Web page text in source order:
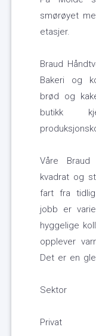
smørøyet
etasjer.
Braud
Bakeri og
brød og
butikk
Våre
kvadrat og
fart fra
jobb er
hyggelige
opplever
Det er en
Sektor
Privat